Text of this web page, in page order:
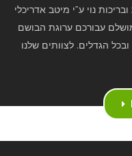
נוי ע”י מיטב אדריכלי
עבורכם ערוגת הבושם